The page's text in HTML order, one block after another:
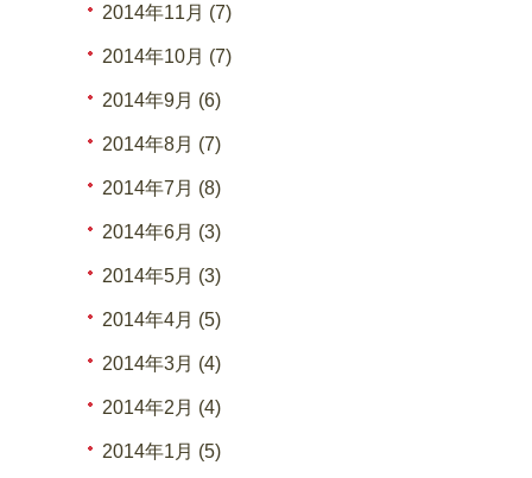
2014年11月 (7)
2014年10月 (7)
2014年9月 (6)
2014年8月 (7)
2014年7月 (8)
2014年6月 (3)
2014年5月 (3)
2014年4月 (5)
2014年3月 (4)
2014年2月 (4)
2014年1月 (5)